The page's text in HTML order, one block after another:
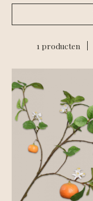
1 producten